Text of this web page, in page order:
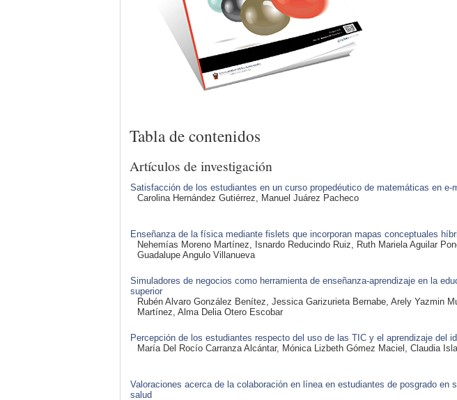
Tabla de contenidos
Artículos de investigación
Satisfacción de los estudiantes en un curso propedéutico de matemáticas en e-
Carolina Hernández Gutiérrez, Manuel Juárez Pacheco
Enseñanza de la física mediante fislets que incorporan mapas conceptuales
Nehemías Moreno Martínez, Isnardo Reducindo Ruiz, Ruth Mariela Aguilar
Guadalupe Angulo Villanueva
Simuladores de negocios como herramienta de enseñanza-aprendizaje en la
superior
Rubén Alvaro González Benítez, Jessica Garizurieta Bernabe, Arely Yazmin
Martínez, Alma Delia Otero Escobar
Percepción de los estudiantes respecto del uso de las TIC y el aprendizaje del
María Del Rocío Carranza Alcántar, Mónica Lizbeth Gómez Maciel, Claudia
Valoraciones acerca de la colaboración en línea en estudiantes de posgrado en
salud